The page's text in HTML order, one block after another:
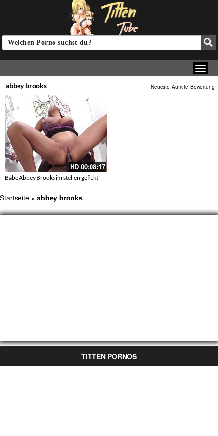
abbey brooks Neueste Aufrufe Bewertung
HD00:08:17
Babe Abbey Brooks im stehen gefickt
Startseite » abbey brooks
TITTEN PORNOS